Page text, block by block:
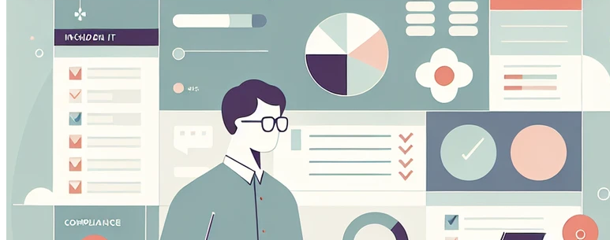
Cookie Marketing
Questi cookie possono essere impostati attraverso il nostro sito dai nostri partner pubblicitari. Possono essere
utilizzati da quelle aziende per costruire un profilo dei tuoi interessi e mostrarti annunci pertinenti su altri siti.
Cookie Preferenze
Questi cookie permettono al sito web di ricordare le scelte che fai (come il tuo nome utente, lingua o la
regione in cui ti trovi) e forniscono funzionalità migliorate e più personali.